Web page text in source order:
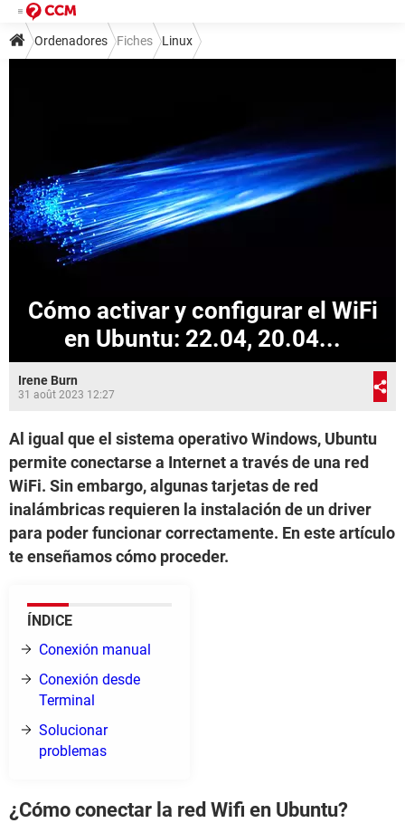
Ordenadores Fiches Linux
Cómo activar y configurar el WiFi
en Ubuntu: 22.04, 20.04...
Irene Burn
31 août 2023 12:27
Al igual que el sistema operativo Windows, Ubuntu
permite conectarse a Internet a través de una red
WiFi. Sin embargo, algunas tarjetas de red
inalámbricas requieren la instalación de un driver
para poder funcionar correctamente. En este artículo
te enseñamos cómo proceder.
ÍNDICE
Conexión manual
Conexión desde
Terminal
Solucionar
problemas
¿Cómo conectar la red Wifi en Ubuntu?